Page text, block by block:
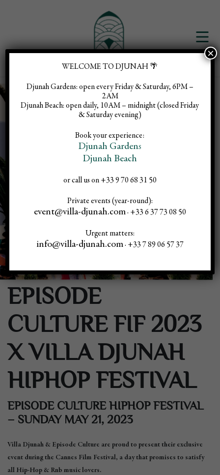
EPISODE
CULTURE FIF 2023
X VILLA DJUNAH
HIPHOP FESTIVAL
EPISODE CULTURE HIPHOP FESTIVAL
– SUNDAY MAY 21, 2023
Villa Djunah & Episode Culture are proud to present their exclusive
event during the Cannes Film Festival, a day that promises to satisfy
all Hip-Hop & Rnb music lovers.
WELCOME TO DJUNAH 🌴
Djunah Gardens: open every Friday & Saturday, 6PM –
2AM
Djunah Beach: open daily, 10AM – midnight (closed Friday
& Saturday evening)
Book your experience:
Djunah Gardens
Djunah Beach
or call us on +33 9 70 68 31 50
Private events (year-round):
event@villa-djunah.com· +33 6 37 73 08 50
Urgent matters:
info@villa-djunah.com· +33 7 89 06 57 37
×